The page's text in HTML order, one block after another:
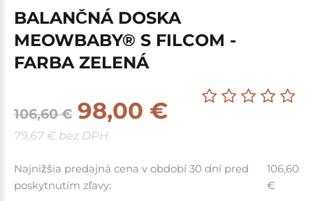
BALANČNÁ DOSKA
MEOWBABY® S FILCOM -
FARBA ZELENÁ
106,60 € 98,00 €
79,67 € bez DPH
Najnižšia predajná cena v období 30 dní pred
poskytnutím zľavy:
106,60
€